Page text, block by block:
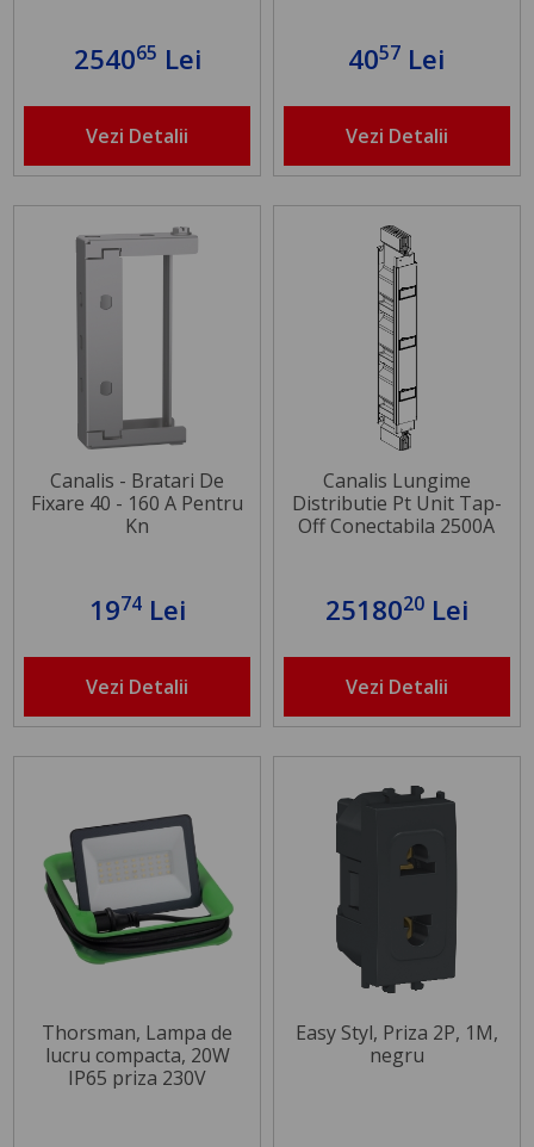
254065 Lei
Vezi Detalii
4057 Lei
Vezi Detalii
Canalis - Bratari De
Fixare 40 - 160 A Pentru
Kn
1974Lei
Vezi Detalii
Canalis Lungime
Distributie Pt Unit Tap-
Off Conectabila 2500A
2518020Lei
Vezi Detalii
Thorsman, Lampa de
lucru compacta, 20W
IP65 priza 230V
Easy Styl, Priza 2P, 1M,
negru